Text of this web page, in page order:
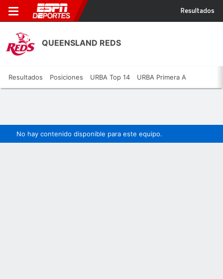
Resultados
QUEENSLAND REDS
Resultados Posiciones URBA Top 14 URBA Primera A
No hay contenido disponible para este equipo.